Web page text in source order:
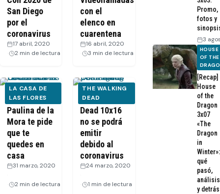
San Diego
por el
coronavirus
17 abril, 2020
2 min de lectura
con el
elenco en
cuarentena
16 abril, 2020
3 min de lectura
LA CASA DE
LAS FLORES
[VIDEO]
Paulina de la
Mora te pide
que te
quedes en
casa
31 marzo, 2020
2 min de lectura
THE WALKING
DEAD
The Walking
Dead 10x16
no se podrá
emitir
debido al
coronavirus
24 marzo, 2020
1 min de lectura
Promo,
fotos y
3
HOUSE
OF THE
[Recap]
House
of the
Dragon
3x07
«The
Dragon
in
Winter»:
qué
pasó,
análisis
y detrás